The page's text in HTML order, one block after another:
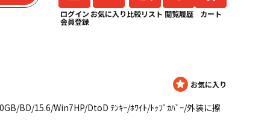
ログイン
会員登録
お気に入り 比較リスト 閲覧履歴 カート
BD/15.6/Win7HP/DtoD ﾃﾝｷｰ/ﾎﾜｲﾄ/ﾄｯﾌﾟｶﾊﾞｰ/外装に擦